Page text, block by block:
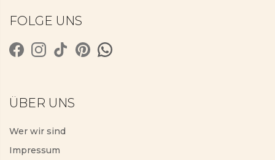
FOLGE UNS
ÜBER UNS
Wer wir sind
Impressum